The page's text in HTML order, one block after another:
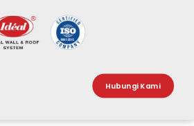
Hubungi Kami